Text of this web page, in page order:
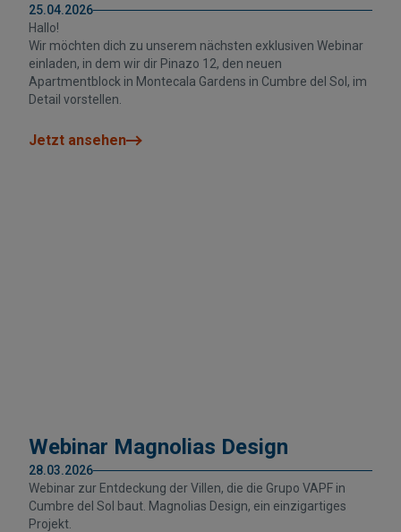
25.04.2026
Hallo!
Wir möchten dich zu unserem nächsten exklusiven Webinar
einladen, in dem wir dir Pinazo 12, den neuen
Apartmentblock in Montecala Gardens in Cumbre del Sol, im
Detail vorstellen.
Jetzt ansehen
Webinar Magnolias Design
28.03.2026
Webinar zur Entdeckung der Villen, die die Grupo VAPF in
Cumbre del Sol baut. Magnolias Design, ein einzigartiges
Projekt.